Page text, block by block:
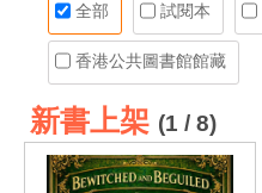
全部 試閱本
香港公共圖書館館藏
新書上架 (1 / 8)